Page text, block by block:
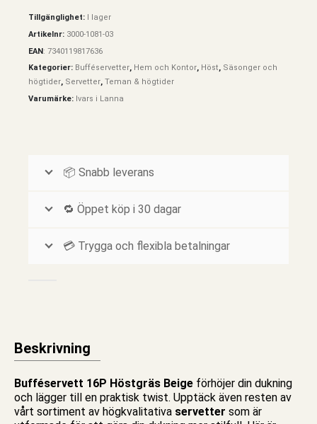
Tillgänglighet:
I lager
Artikelnr: 3000-1081-03
EAN: 7340119817636
Kategorier: Bufféservetter, Hem och Kontor, Höst, Säsonger och
högtider, Servetter, Teman & högtider
Varumärke: Ivars i Lanna
📦 Snabb leverans
🔁 Öppet köp i 30 dagar
💳 Trygga och flexibla betalningar
Beskrivning
Bufféservett 16P Höstgräs Beige förhöjer din dukning
och lägger till en praktisk twist. Upptäck även resten av
vårt sortiment av högkvalitativa servetter som är